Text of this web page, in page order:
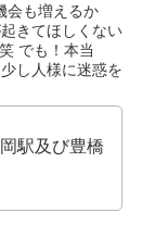
会も増えるか
きてほしくない
でも！本当
し人様に迷惑を
駅及び豊橋